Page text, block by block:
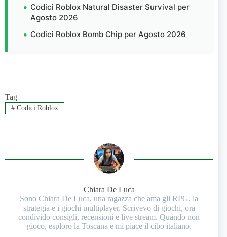
Codici Roblox Natural Disaster Survival per
Agosto 2026
Codici Roblox Bomb Chip per Agosto 2026
Tag
#Codici Roblox
Chiara De Luca
Sono Chiara De Luca, una ragazza che ama gli RPG, la
strategia e i giochi multiplayer. Scrivevo di giochi, ora
condivido consigli, recensioni e live stream. Quando non
gioco, esploro la Toscana e mi piace il cibo italiano.